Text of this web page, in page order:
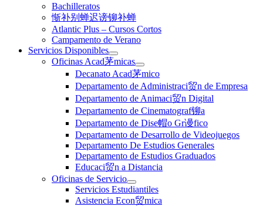
Bachilleratos
惭补别蝉迟谤铆补蝉
Atlantic Plus – Cursos Cortos
Campamento de Verano
Servicios Disponibles
Oficinas Acad茅micas
Decanato Acad茅mico
Departamento de Administraci贸n de Empresa
Departamento de Animaci贸n Digital
Departamento de Cinematograf铆a
Departamento de Dise帽o Gr谩fico
Departamento de Desarrollo de Videojuegos
Departamento De Estudios Generales
Departamento de Estudios Graduados
Educaci贸n a Distancia
Oficinas de Servicio
Servicios Estudiantiles
Asistencia Econ贸mica